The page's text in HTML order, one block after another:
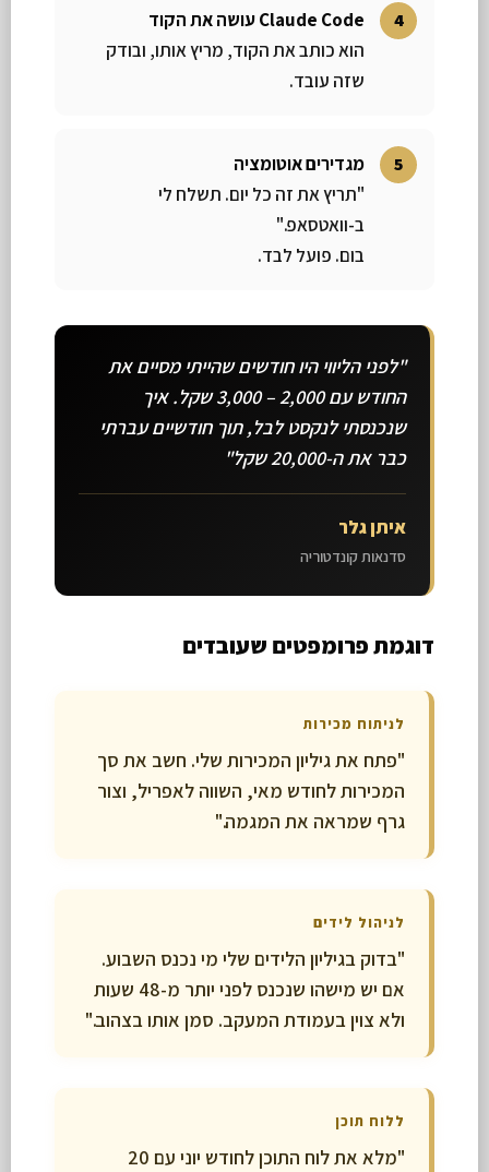
Claude Code עושה את הקוד
הוא כותב את הקוד, מריץ אותו, ובודק
שזה עובד.
מגדירים אוטומציה
"תריץ את זה כל יום. תשלח לי
ב-וואטסאפ."
בום. פועל לבד.
"לפני הליווי היו חודשים שהייתי מסיים את
החודש עם 2,000 – 3,000 שקל. איך
שנכנסתי לנקסט לבל, תוך חודשיים עברתי
כבר את ה-20,000 שקל"
איתן גלר
סדנאות קונדטוריה
דוגמת פרומפטים שעובדים
לניתוח מכירות
"פתח את גיליון המכירות שלי. חשב את סך
המכירות לחודש מאי, השווה לאפריל, וצור
גרף שמראה את המגמה."
לניהול לידים
"בדוק בגיליון הלידים שלי מי נכנס השבוע.
אם יש מישהו שנכנס לפני יותר מ-48 שעות
ולא צוין בעמודת המעקב. סמן אותו בצהוב."
ללוח תוכן
"מלא את לוח התוכן לחודש יוני עם 20